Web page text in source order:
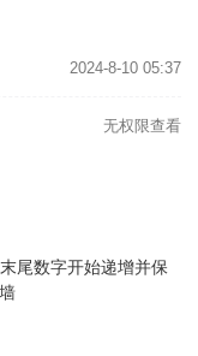
2024-8-10 05:37
无权限查看
尾数字开始递增并保